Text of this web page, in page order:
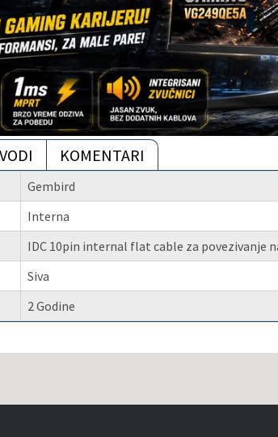
KOMENTARI
Gembird
Interna
IDC 10pin internal flat cable za povezivanje
Siva
2 Godine